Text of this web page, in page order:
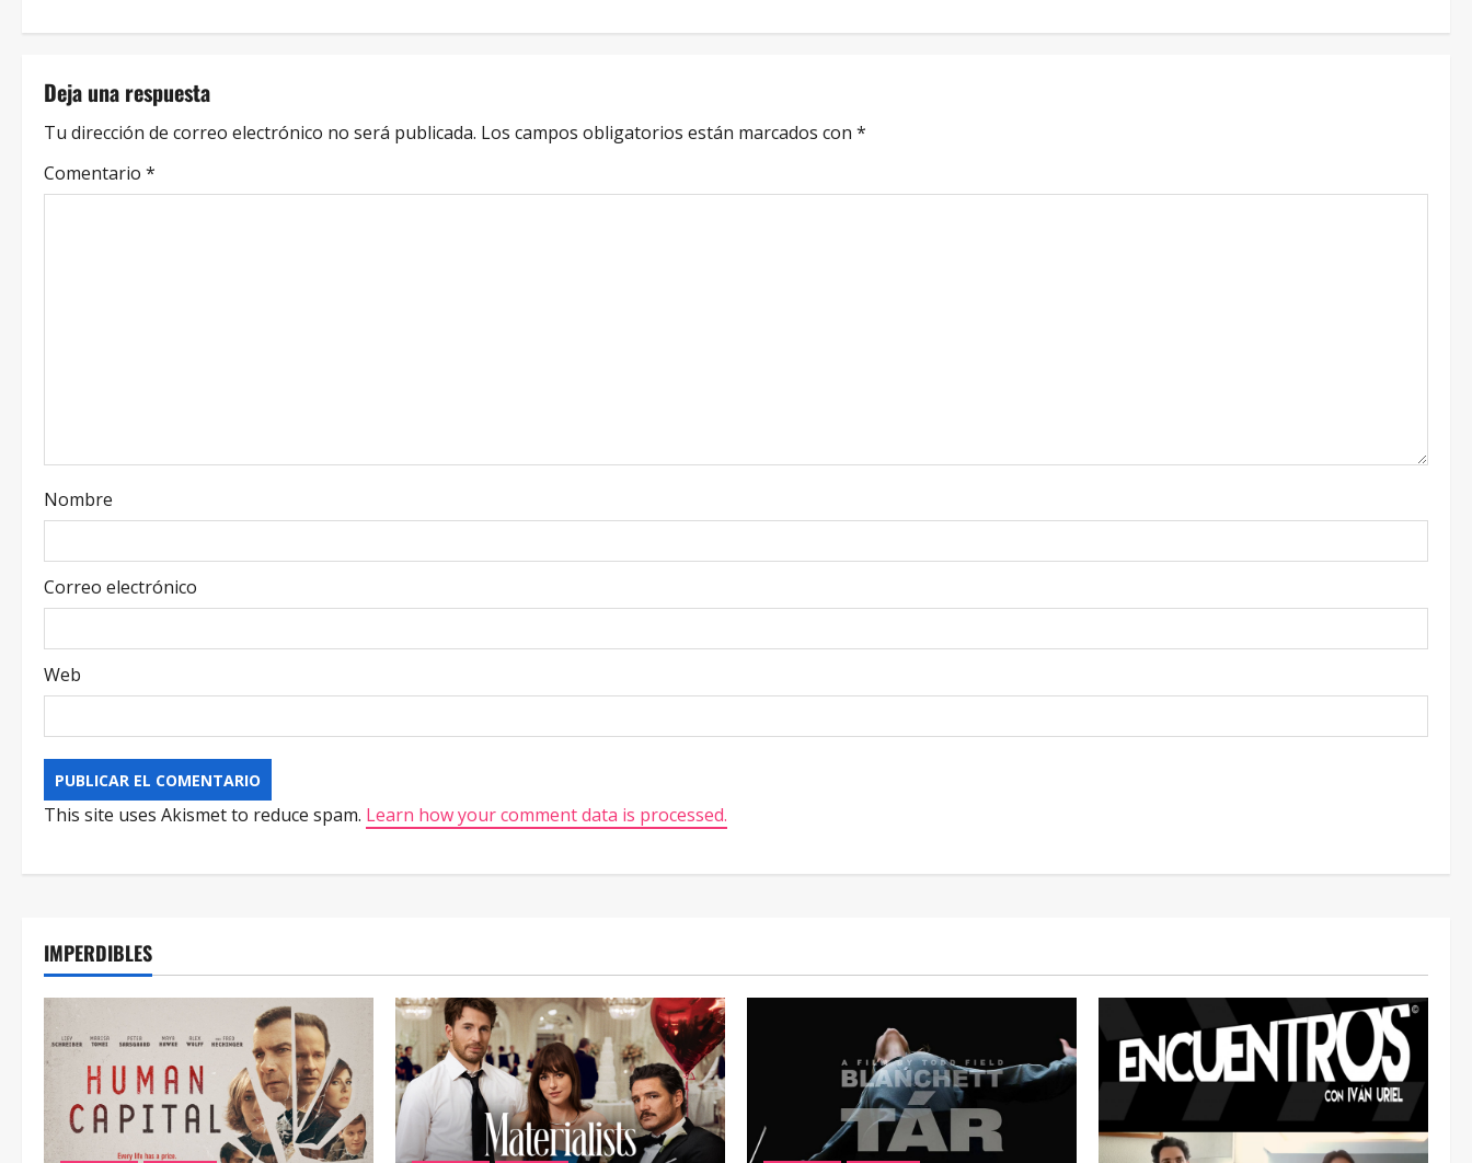
Deja una respuesta
Tu dirección de correo electrónico no será publicada. Los campos obligatorios están marcados con *
Comentario *
Nombre
Correo electrónico
Web
This site uses Akismet to reduce spam. Learn how your comment data is processed.
IMPERDIBLES